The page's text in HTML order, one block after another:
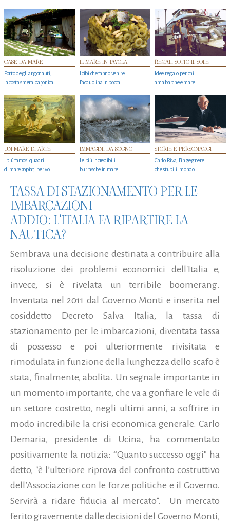
CASE DA MARE
Porto degli argonauti,
la costa smeralda jonica
IL MARE IN TAVOLA
I cibi che fanno venire
l’acquolina in bocca
REGALI SOTTO IL SOLE
Idee regalo per chi
ama barche e mare
UN MARE DI ARTE
I più famosi quadri
di mare copiati per voi
IMMAGINI DA SOGNO
Le più incredibili
burrasche in mare
STORIE E PERSONAGGI
Carlo Riva, l’ingegnere
che stupi' il mondo
TASSA DI STAZIONAMENTO PER LE
IMBARCAZIONI
ADDIO: L'ITALIA FA RIPARTIRE LA
NAUTICA?
Sembrava una decisione destinata a contribuire alla
risoluzione dei problemi economici dell'Italia e,
invece, si è rivelata un terribile boomerang.
Inventata nel 2011 dal Governo Monti e inserita nel
cosiddetto Decreto Salva Italia, la tassa di
stazionamento per le imbarcazioni, diventata tassa
di possesso e poi ulteriormente rivisitata e
rimodulata in funzione della lunghezza dello scafo è
stata, finalmente, abolita. Un segnale importante in
un momento importante, che va a gonfiare le vele di
un settore costretto, negli ultimi anni, a soffrire in
modo incredibile la crisi economica generale. Carlo
Demaria, presidente di Ucina, ha commentato
positivamente la notizia: “Quanto successo oggi" ha
detto, "è l’ulteriore riprova del confronto costruttivo
dell’Associazione con le forze politiche e il Governo.
Servirà a ridare fiducia al mercato”. Un mercato
ferito gravemente dalle decisioni del Governo Monti,